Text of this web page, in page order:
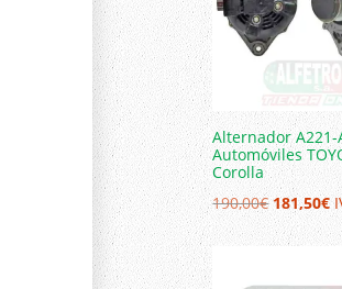
Alternador A221-
Automóviles
Corolla
190,00€El
precio
181,50€El